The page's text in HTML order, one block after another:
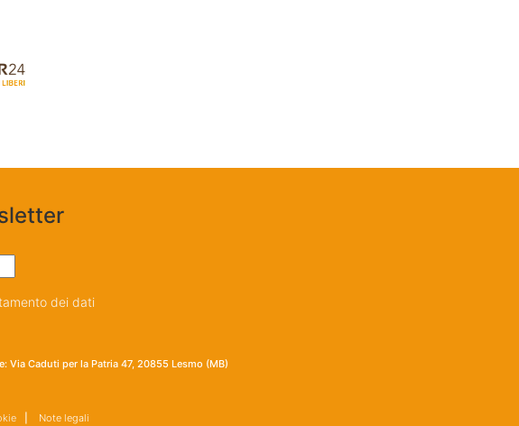
dei dati
Via Caduti per la Patria 47, 20855 Lesmo (MB)
| Note legali